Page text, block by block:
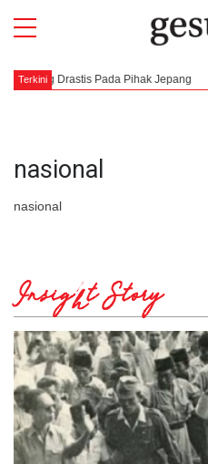
Terkini
Drastis Pada Pihak Jepang
nasional
nasional
All
Insight Story